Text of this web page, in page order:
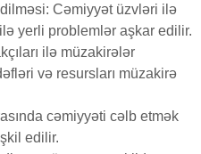
Cəmiyyət üzvləri ilə
yerli problemlər aşkar edilir.
ilə müzakirələr
və resursları müzakirə
cəmiyyəti cəlb etmək
edilir.